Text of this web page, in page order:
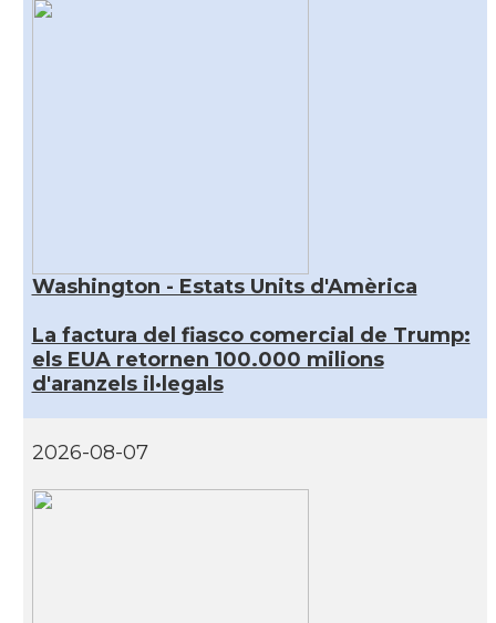
Washington - Estats Units d'Amèrica
La factura del fiasco comercial de Trump:
els EUA retornen 100.000 milions
d'aranzels il·legals
2026-08-07